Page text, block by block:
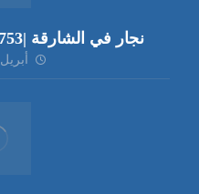
نجار في الشارقة |0567441753| منجرة خشب
أبريل 13, 2023